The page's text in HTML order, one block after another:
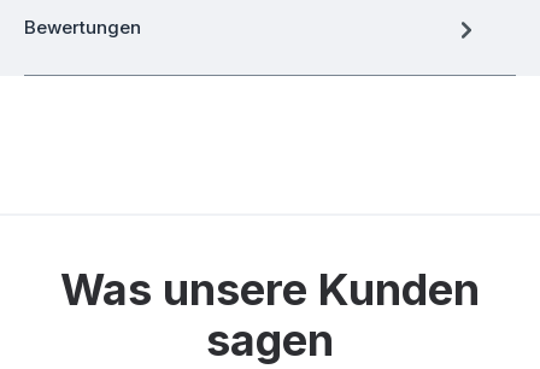
Bewertungen
Was unsere Kunden
sagen